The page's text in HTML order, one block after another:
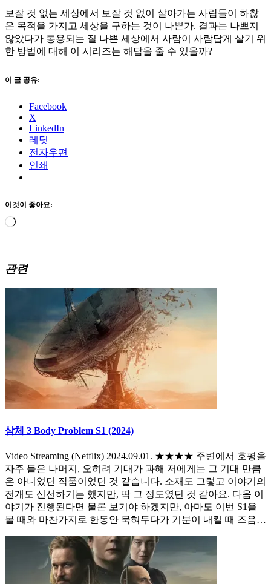
보잘 것 없는 세상에서 보잘 것 없이 살아가는 사람들이 하찮
은 목적을 가지고 세상을 구하는 것이 나쁜가. 결과는 나쁘지
않았다가 통용되는 질 나쁜 세상에서 사람이 사람답게 살기 위
한 방법에 대해 이 시리즈는 해답을 줄 수 있을까?
이 글 공유:
Facebook
X
LinkedIn
레딧
전자우편
인쇄
이것이 좋아요:
로
관련
삼체 3 Body Problem S1 (2024)
Video Streaming (Netflix) 2024.09.01. ★★★★ 주변에서 호평을
자주 들은 나머지, 오히려 기대가 과해 저에게는 그 기대 만큼
은 아니었던 작품이었던 것 같습니다. 소재도 그렇고 이야기의
전개도 신선하기는 했지만, 딱 그 정도였던 것 같아요. 다음 이
야기가 진행된다면 물론 보기야 하겠지만, 아마도 이번 S1을
볼 때와 마찬가지로 한동안 묵혀두다가 기분이 내킬 때 즈음…